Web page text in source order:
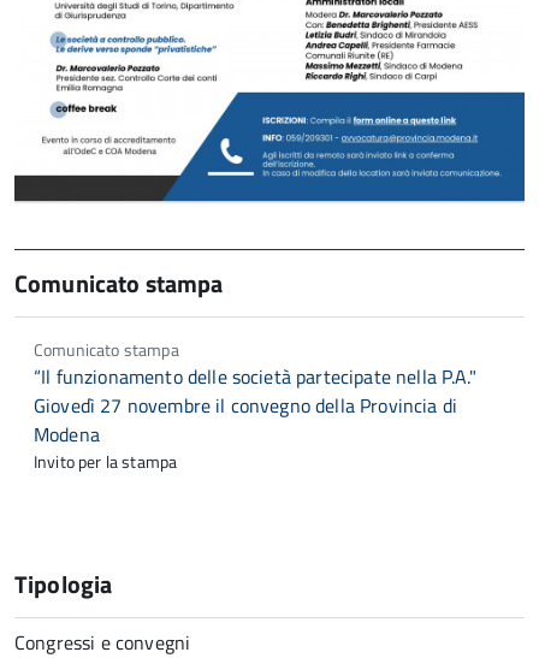
Comunicato stampa
Comunicato stampa
“Il funzionamento delle società partecipate nella P.A."
Giovedì 27 novembre il convegno della Provincia di
Modena
Invito per la stampa
Tipologia
Congressi e convegni